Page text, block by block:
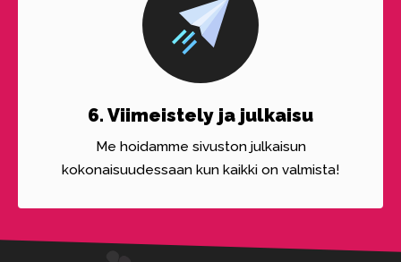
6. Viimeistely ja julkaisu
Me hoidamme sivuston julkaisun
kokonaisuudessaan kun kaikki on valmista!